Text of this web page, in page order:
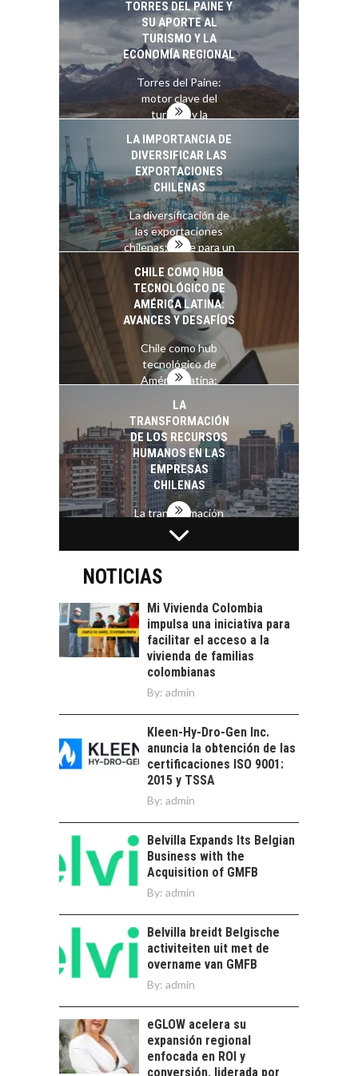
Chile:…
TORRES DEL PAINE Y
SU APORTE AL
TURISMO Y LA
ECONOMÍA REGIONAL
Torres del Paine:
motor clave del
turismo y la
LA IMPORTANCIA DE
DIVERSIFICAR LAS
EXPORTACIONES
CHILENAS
La diversificación de
las exportaciones
chilenas: clave para un
crecimiento…
CHILE COMO HUB
TECNOLÓGICO DE
AMÉRICA LATINA:
AVANCES Y DESAFÍOS
Chile como hub
tecnológico de
América Latina:
LA
TRANSFORMACIÓN
DE LOS RECURSOS
HUMANOS EN LAS
EMPRESAS
CHILENAS
La transformación
estratégica de los
recursos humanos en
FINANCIAMIENTO
PARA PYMES EN
ALTERNATIVAS MÁS
ALLÁ DEL CRÉDITO
BANCARIO
Financiamiento para
pymes en Chile:
alternativas que
trascienden el
EL CRECIMIENTO DE
LOS SERVICIOS
EXPORTADOS DESDE
CHILE
El auge de las
exportaciones de
servicios digitales en
TORRES DEL PAINE Y
SU APORTE AL
TURISMO Y LA
ECONOMÍA REGIONAL
Torres del Paine:
motor clave del
turismo y la
economía…
LA IMPORTANCIA DE
DIVERSIFICAR LAS
EXPORTACIONES
CHILENAS
las exportaciones
chilenas: clave para un
crecimiento…
CHILE COMO HUB
NOTICIAS
Mi Vivienda Colombia
impulsa una iniciativa para
facilitar el acceso a la
vivienda de familias
colombianas
By: admin
Kleen-Hy-Dro-Gen Inc.
anuncia la obtención de las
certificaciones ISO 9001:
2015 y TSSA
By: admin
Belvilla Expands Its Belgian
Business with the
Acquisition of GMFB
By: admin
Belvilla breidt Belgische
activiteiten uit met de
overname van GMFB
By: admin
eGLOW acelera su
expansión regional
enfocada en ROI y
conversión, liderada por